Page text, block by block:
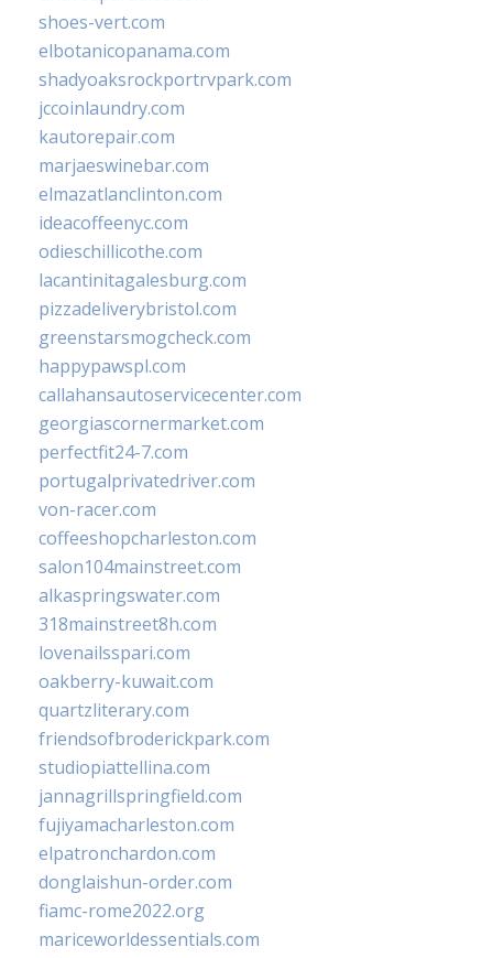
shoes-vert.com
elbotanicopanama.com
shadyoaksrockportrvpark.com
jccoinlaundry.com
kautorepair.com
marjaeswinebar.com
elmazatlanclinton.com
ideacoffeenyc.com
odieschillicothe.com
lacantinitagalesburg.com
pizzadeliverybristol.com
greenstarsmogcheck.com
happypawspl.com
callahansautoservicecenter.com
georgiascornermarket.com
perfectfit24-7.com
portugalprivatedriver.com
von-racer.com
coffeeshopcharleston.com
salon104mainstreet.com
alkaspringswater.com
318mainstreet8h.com
lovenailsspari.com
oakberry-kuwait.com
quartzliterary.com
friendsofbroderickpark.com
studiopiattellina.com
jannagrillspringfield.com
fujiyamacharleston.com
elpatronchardon.com
donglaishun-order.com
fiamc-rome2022.org
mariceworldessentials.com